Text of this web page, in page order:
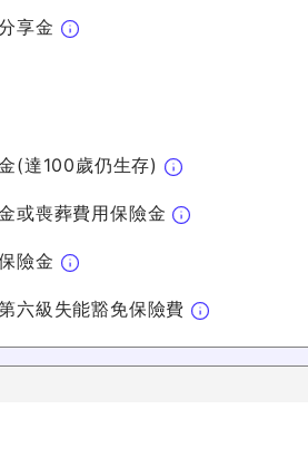
享金
(達100歲仍生存)
或喪葬費用保險金
險金
六級失能豁免保險費